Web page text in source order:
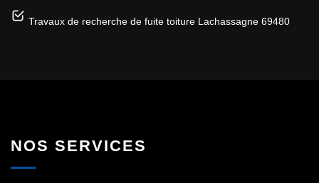
Travaux de recherche de fuite toiture Lachassagne 69480
NOS SERVICES